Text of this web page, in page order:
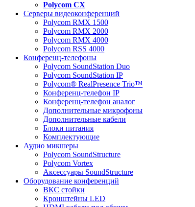
Polycom CX
Серверы видеоконференций
Polycom RMX 1500
Polycom RMX 2000
Polycom RMX 4000
Polycom RSS 4000
Конференц-телефоны
Polycom SoundStation Duo
Polycom SoundStation IP
Polycom® RealPresence Trio™
Конференц-телефон IP
Конференц-телефон аналог
Дополнительные микрофоны
Дополнительные кабели
Блоки питания
Комплектующие
Аудио микшеры
Polycom SoundStructure
Polycom Vortex
Аксессуары SoundStructure
Оборудование конференций
ВКС стойки
Кронштейны LED